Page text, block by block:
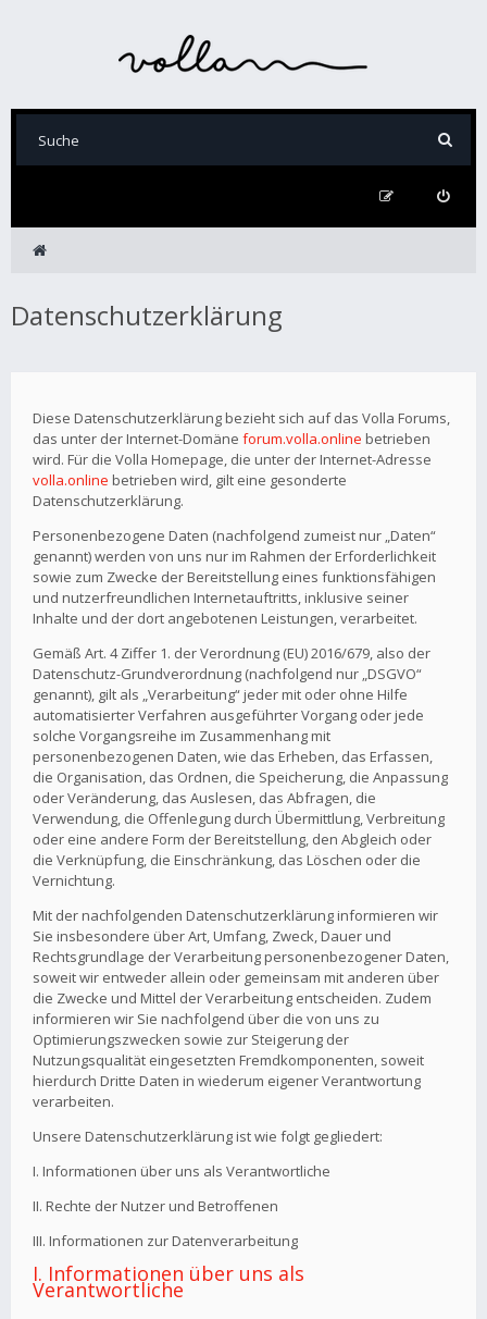
Datenschutzerklärung
Diese Datenschutzerklärung bezieht sich auf das Volla Forums,
das unter der Internet-Domäne forum.volla.online betrieben
wird. Für die Volla Homepage, die unter der Internet-Adresse
volla.online betrieben wird, gilt eine gesonderte
Datenschutzerklärung.
Personenbezogene Daten (nachfolgend zumeist nur „Daten“
genannt) werden von uns nur im Rahmen der Erforderlichkeit
sowie zum Zwecke der Bereitstellung eines funktionsfähigen
und nutzerfreundlichen Internetauftritts, inklusive seiner
Inhalte und der dort angebotenen Leistungen, verarbeitet.
Gemäß Art. 4 Ziffer 1. der Verordnung (EU) 2016/679, also der
Datenschutz-Grundverordnung (nachfolgend nur „DSGVO“
genannt), gilt als „Verarbeitung“ jeder mit oder ohne Hilfe
automatisierter Verfahren ausgeführter Vorgang oder jede
solche Vorgangsreihe im Zusammenhang mit
personenbezogenen Daten, wie das Erheben, das Erfassen,
die Organisation, das Ordnen, die Speicherung, die Anpassung
oder Veränderung, das Auslesen, das Abfragen, die
Verwendung, die Offenlegung durch Übermittlung, Verbreitung
oder eine andere Form der Bereitstellung, den Abgleich oder
die Verknüpfung, die Einschränkung, das Löschen oder die
Vernichtung.
Mit der nachfolgenden Datenschutzerklärung informieren wir
Sie insbesondere über Art, Umfang, Zweck, Dauer und
Rechtsgrundlage der Verarbeitung personenbezogener Daten,
soweit wir entweder allein oder gemeinsam mit anderen über
die Zwecke und Mittel der Verarbeitung entscheiden. Zudem
informieren wir Sie nachfolgend über die von uns zu
Optimierungszwecken sowie zur Steigerung der
Nutzungsqualität eingesetzten Fremdkomponenten, soweit
hierdurch Dritte Daten in wiederum eigener Verantwortung
verarbeiten.
Unsere Datenschutzerklärung ist wie folgt gegliedert:
I. Informationen über uns als Verantwortliche
II. Rechte der Nutzer und Betroffenen
III. Informationen zur Datenverarbeitung
I. Informationen über uns als
Verantwortliche